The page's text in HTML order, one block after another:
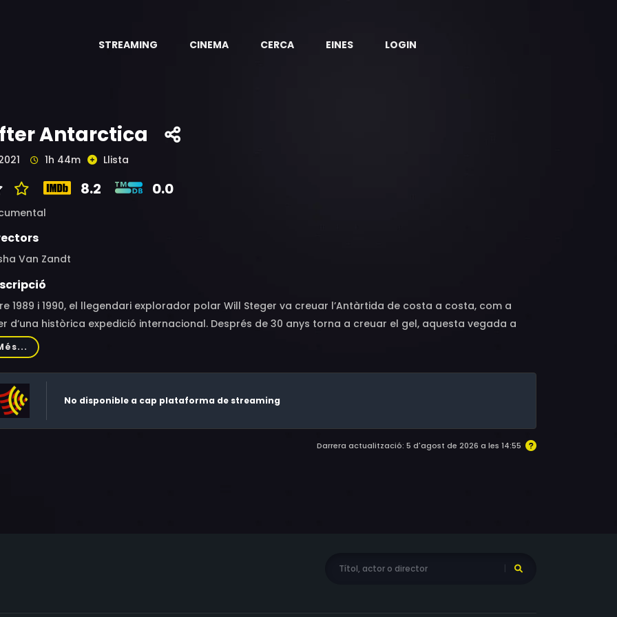
STREAMING CINEMA CERCA EINES LOGIN
Antarctica
1h 44m Llista
8.2 0.0
Van Zandt
1989 i 1990, el llegendari explorador polar Will Steger va creuar l’Antàrtida de costa a costa, com a
d’una històrica expedició internacional. Després de 30 anys torna a creuar el gel, aquesta vegada a
com a testimoni ocular dels majors canvis produïts en les regions polars del nostre planeta.
No disponible a cap plataforma de streaming
Darrera actualització: 5 d'agost de 2026 a les 14:55